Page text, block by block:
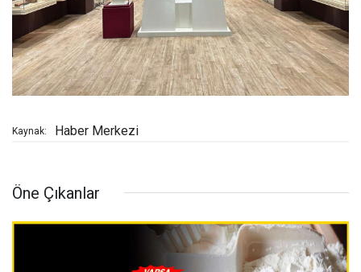
Kaynak: Haber Merkezi
Öne Çıkanlar